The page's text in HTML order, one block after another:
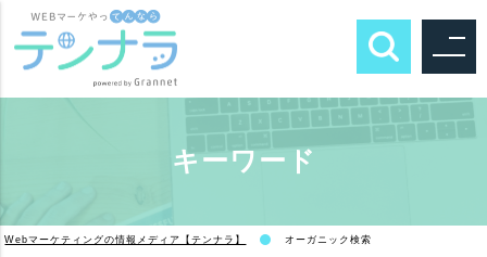
キーワード
Webマーケティングの情報メディア【テンナラ】 オーガニック検索